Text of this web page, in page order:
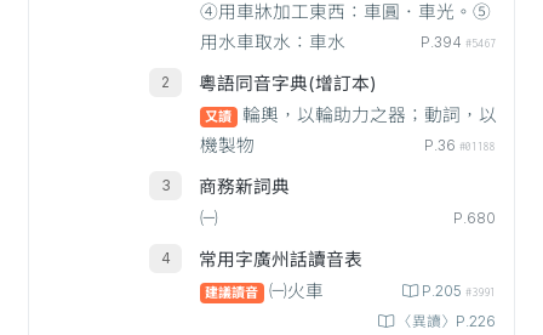
④用車牀加工東西：車圓．車光。⑤
用水車取水：車水
P.394 #5467
粵語同音字典(增訂本)
又讀
輪輿，以輪助力之器；動詞，以
機製物
P.36 #01188
商務新詞典
㈠
P.680
常用字廣州話讀音表
建議讀音 ㈠火車 P.205 #3991
〈異讀〉P.226